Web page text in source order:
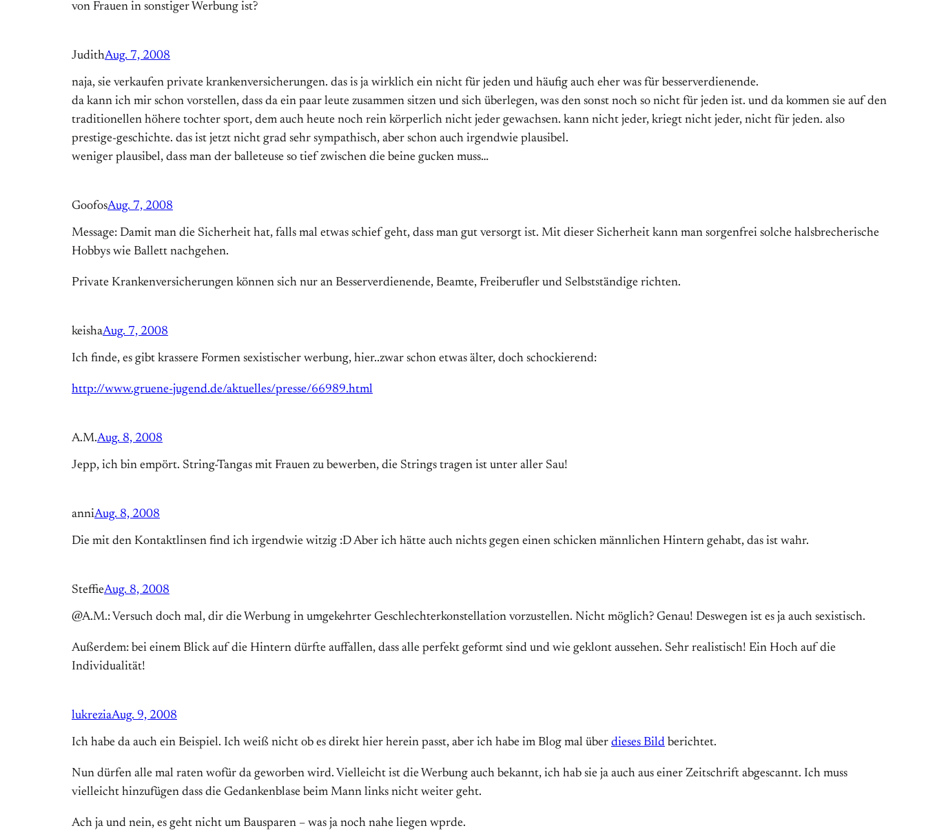
von Frauen in sonstiger Werbung ist?
JudithAug. 7, 2008
naja, sie verkaufen private krankenversicherungen. das is ja wirklich ein nicht für jeden und häufig auch eher was für besserverdienende.
da kann ich mir schon vorstellen, dass da ein paar leute zusammen sitzen und sich überlegen, was den sonst noch so nicht für jeden ist. und da kommen sie auf den
traditionellen höhere tochter sport, dem auch heute noch rein körperlich nicht jeder gewachsen. kann nicht jeder, kriegt nicht jeder, nicht für jeden. also
prestige-geschichte. das ist jetzt nicht grad sehr sympathisch, aber schon auch irgendwie plausibel.
weniger plausibel, dass man der balleteuse so tief zwischen die beine gucken muss…
GoofosAug. 7, 2008
Message: Damit man die Sicherheit hat, falls mal etwas schief geht, dass man gut versorgt ist. Mit dieser Sicherheit kann man sorgenfrei solche halsbrecherische
Hobbys wie Ballett nachgehen.
Private Krankenversicherungen können sich nur an Besserverdienende, Beamte, Freiberufler und Selbstständige richten.
keishaAug. 7, 2008
Ich finde, es gibt krassere Formen sexistischer werbung, hier..zwar schon etwas älter, doch schockierend:
http://www.gruene-jugend.de/aktuelles/presse/66989.html
A.M.Aug. 8, 2008
Jepp, ich bin empört. String-Tangas mit Frauen zu bewerben, die Strings tragen ist unter aller Sau!
anniAug. 8, 2008
Die mit den Kontaktlinsen find ich irgendwie witzig :D Aber ich hätte auch nichts gegen einen schicken männlichen Hintern gehabt, das ist wahr.
SteffieAug. 8, 2008
@A.M.: Versuch doch mal, dir die Werbung in umgekehrter Geschlechterkonstellation vorzustellen. Nicht möglich? Genau! Deswegen ist es ja auch sexistisch.
Außerdem: bei einem Blick auf die Hintern dürfte auffallen, dass alle perfekt geformt sind und wie geklont aussehen. Sehr realistisch! Ein Hoch auf die
Individualität!
lukreziaAug. 9, 2008
Ich habe da auch ein Beispiel. Ich weiß nicht ob es direkt hier herein passt, aber ich habe im Blog mal über dieses Bild berichtet.
Nun dürfen alle mal raten wofür da geworben wird. Vielleicht ist die Werbung auch bekannt, ich hab sie ja auch aus einer Zeitschrift abgescannt. Ich muss
vielleicht hinzufügen dass die Gedankenblase beim Mann links nicht weiter geht.
Ach ja und nein, es geht nicht um Bausparen – was ja noch nahe liegen wprde.